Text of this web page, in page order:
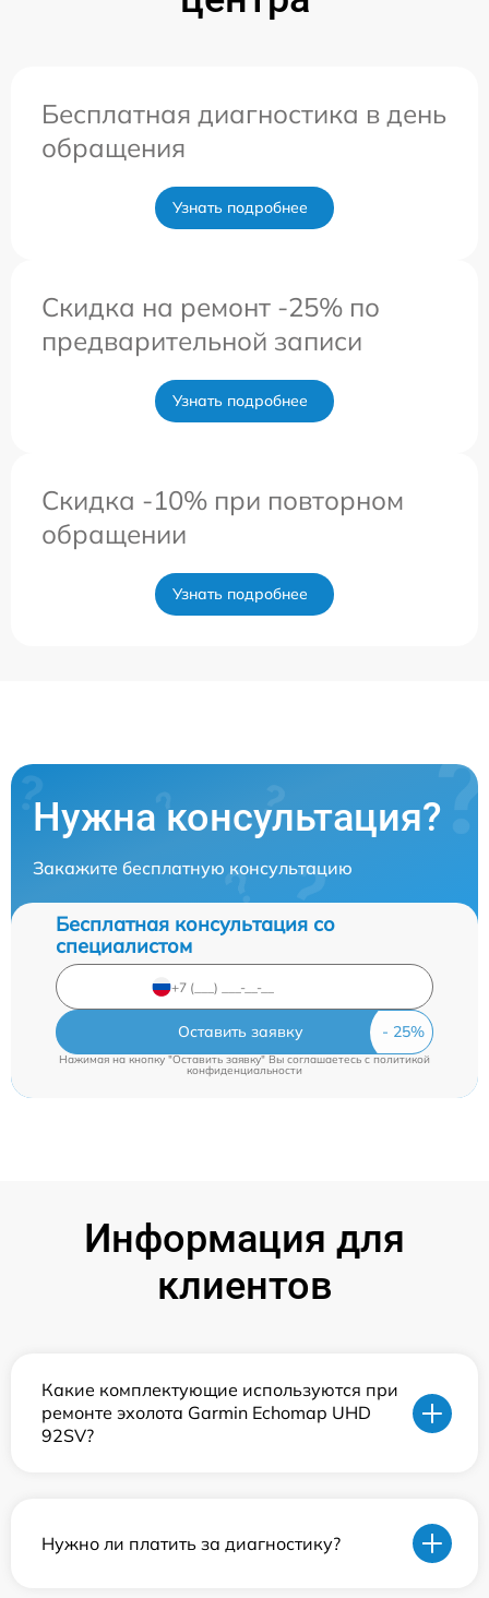
Бесплатная диагностика в день
обращения
Узнать подробнее
Скидка на ремонт -25% по
предварительной записи
Узнать подробнее
Скидка -10% при повторном
обращении
Узнать подробнее
Нужна консультация?
Закажите бесплатную консультацию
Бесплатная консультация со
специалистом
Оставить заявку
Нажимая на кнопку "Оставить заявку" Вы соглашаетесь c политикой
конфиденциальности
Информация для
клиентов
Какие комплектующие используются при
ремонте эхолота Garmin Echomap UHD
92SV?
Нужно ли платить за диагностику?